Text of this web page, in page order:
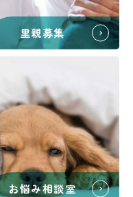
里親募集
お悩み相談室